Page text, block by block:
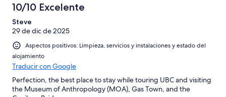
10/10 Excelente
Steve
29 de dic de 2025
Aspectos positivos: Limpieza, servicios y instalaciones y estado del
alojamiento
Traducir con Google
Perfection, the best place to stay while touring UBC and visiting
the Museum of Anthropology (MOA), Gas Town, and the